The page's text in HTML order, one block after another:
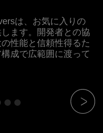
は、お気に入りの
ます。開発者との協
性能と信頼性得るた
成で広範囲に渡って